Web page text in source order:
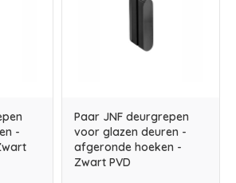
-
Paar JNF deurgrepen
voor glazen deuren -
afgeronde hoeken -
Zwart PVD